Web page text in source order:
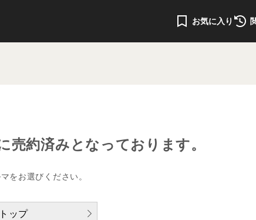
お気に入り
売約済みとなっております。
をお選びください。
ップ